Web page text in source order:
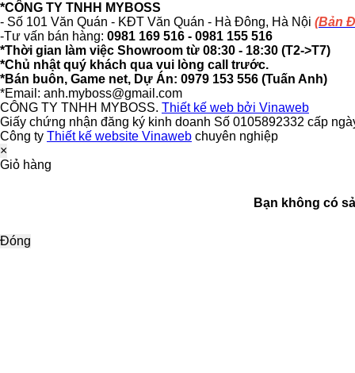
*CÔNG TY TNHH MYBOSS
- Số 101 Văn Quán - KĐT Văn Quán - Hà Đông, Hà Nội (Bản
-Tư vấn bán hàng: 0981 169 516 - ​0981 155 516
*Thời gian làm việc Showroom từ 08:30 - 18:30 (T2->T7)
*Chủ nhật quý khách qua vui lòng call trước.
*Bán buôn, Game net, Dự Án: 0979 153 556 (Tuấn Anh)
*Email: anh.myboss@gmail.com
CÔNG TY TNHH MYBOSS. Thiết kế web bởi Vinaweb
Giấy chứng nhận đăng ký kinh doanh Số 0105892332 cấp
Công ty Thiết kế website Vinaweb chuyên nghiệp
×
Giỏ hàng
Bạn không có
Đóng